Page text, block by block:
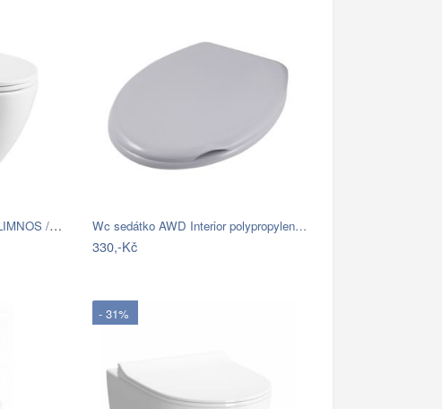
INVENA - Závěsná WC mísa LIMNOS /VÍROVÉ… Wc sedátko AWD Interior polypropylen…
330,-Kč
- 31%